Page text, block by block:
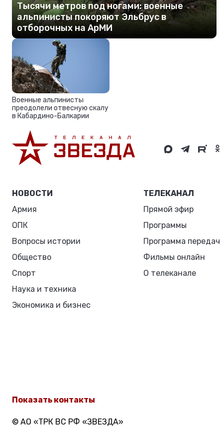
Тысячи метров под ногами: военные
альпинисты покоряют Эльбрус в
отборочных на АрМИ
Военные альпинисты
преодолели отвесную скалу
в Кабардино-Балкарии
НОВОСТИ
Армия
ОПК
Вопросы истории
Общество
Спорт
Наука и техника
Экономика и бизнес
ТЕЛЕКАНАЛ
Прямой эфир
Программы
Программа передач
Фильмы онлайн
О телеканале
Показать контакты
© АО «ТРК ВС РФ «ЗВЕЗДА»